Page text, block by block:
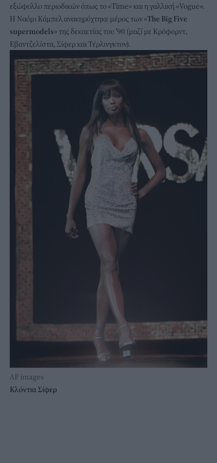
εξώφυλλο περιοδικών όπως το «Time» και η γαλλική «Vogue».
Η Ναόμι Κάμπελ ανακηρύχτηκε μέρος των «The Big Five
supermodels» της δεκαετίας του '90 (μαζί με Κρόφορντ,
Εβαντζελίστα, Σίφερ και Τέρλινγκτον).
AP images
Κλόντια Σίφερ